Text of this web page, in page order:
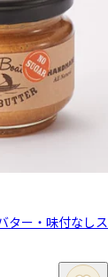
ー・味付なしス